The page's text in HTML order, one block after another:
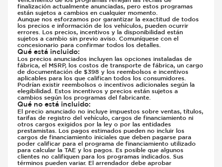
finalización actualmente anunciadas, pero estos programas
están sujetos a cambios en cualquier momento.
Aunque nos esforzamos por garantizar la exactitud de todos
los precios e información de los vehículos, pueden ocurrir
errores. Los precios, incentivos y la disponibilidad están
sujetos a cambio sin previo aviso. Comuníquese con el
concesionario para confirmar todos los detalles.
Qué está incluido:
Los precios anunciados incluyen las opciones instaladas de
fábrica, el MSRP, los costos de transporte de fábrica, un cargo
de documentación de $398 y los reembolsos e incentivos
aplicables para los que califican todos los consumidores.
Podrían existir reembolsos o incentivos adicionales según la
elegibilidad. Estos incentivos y precios están sujetos a
cambios según los programas del fabricante.
Qué no está incluido:
El precio anunciado no incluye impuestos sobre ventas, títulos,
tarifas de registro del vehículo, cargos de financiamiento ni
otros cargos exigidos por la ley o por las entidades
prestamistas. Los pagos estimados pueden no incluir los
cargos de financiamiento iniciales que deben pagarse para
poder calificar para el programa de financiamiento utilizado
para calcular la TAE y los pagos. Es posible que algunos
clientes no califiquen para los programas indicados. Sus
términos pueden variar. El arrendador debe aprobar